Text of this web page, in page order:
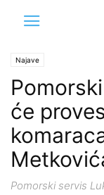
Najave
će
Pomorski servis